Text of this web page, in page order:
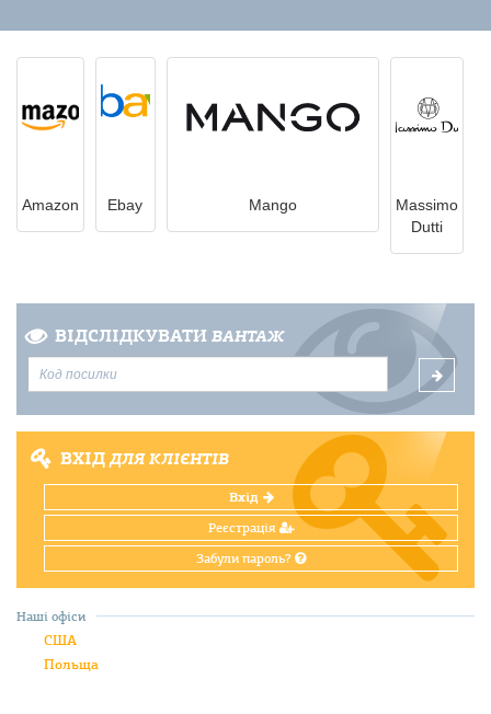
Amazon Ebay Mango
Massimo
Dutti
ВІДСЛІДКУВАТИ ВАНТАЖ
ВХІДДЛЯ КЛІЄНТІВ
Вхід
Реєстрація
Забули пароль?
Наші офіси
США
Польща